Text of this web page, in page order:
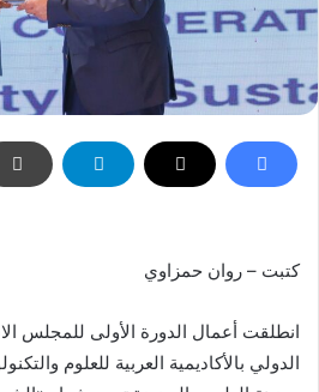
كتبت – روان حمزاوي
انطلقت أعمال الدورة الأولى للمجلس
الدولي بالأكاديمية العربية للعلوم